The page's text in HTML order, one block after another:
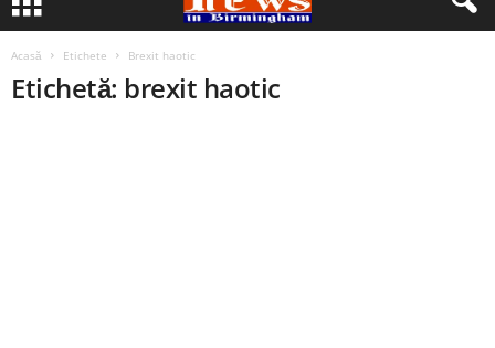
Acasă Etichete Brexit haotic
Etichetă: brexit haotic